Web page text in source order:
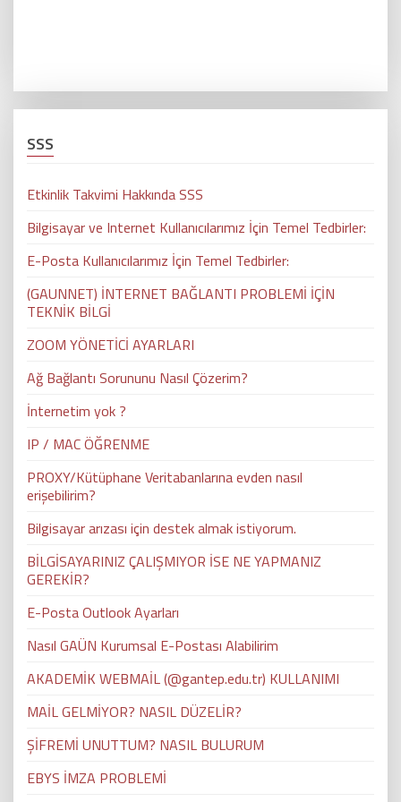
SSS
Etkinlik Takvimi Hakkında SSS
Bilgisayar ve Internet Kullanıcılarımız İçin Temel Tedbirler:
E-Posta Kullanıcılarımız İçin Temel Tedbirler:
(GAUNNET) İNTERNET BAĞLANTI PROBLEMİ İÇİN
TEKNİK BİLGİ
ZOOM YÖNETİCİ AYARLARI
Ağ Bağlantı Sorununu Nasıl Çözerim?
İnternetim yok ?
IP / MAC ÖĞRENME
PROXY/Kütüphane Veritabanlarına evden nasıl
erişebilirim?
Bilgisayar arızası için destek almak istiyorum.
BİLGİSAYARINIZ ÇALIŞMIYOR İSE NE YAPMANIZ
GEREKİR?
E-Posta Outlook Ayarları
Nasıl GAÜN Kurumsal E-Postası Alabilirim
AKADEMİK WEBMAİL (@gantep.edu.tr) KULLANIMI
MAİL GELMİYOR? NASIL DÜZELİR?
ŞİFREMİ UNUTTUM? NASIL BULURUM
EBYS İMZA PROBLEMİ